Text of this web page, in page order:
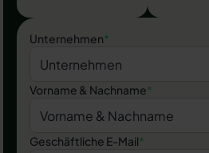
Unternehmen*
Vorname & Nachname*
Geschäftliche E-Mail*